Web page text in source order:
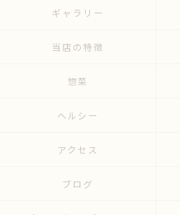
ギャラリー
当店の特徴
惣菜
ヘルシー
アクセス
ブログ